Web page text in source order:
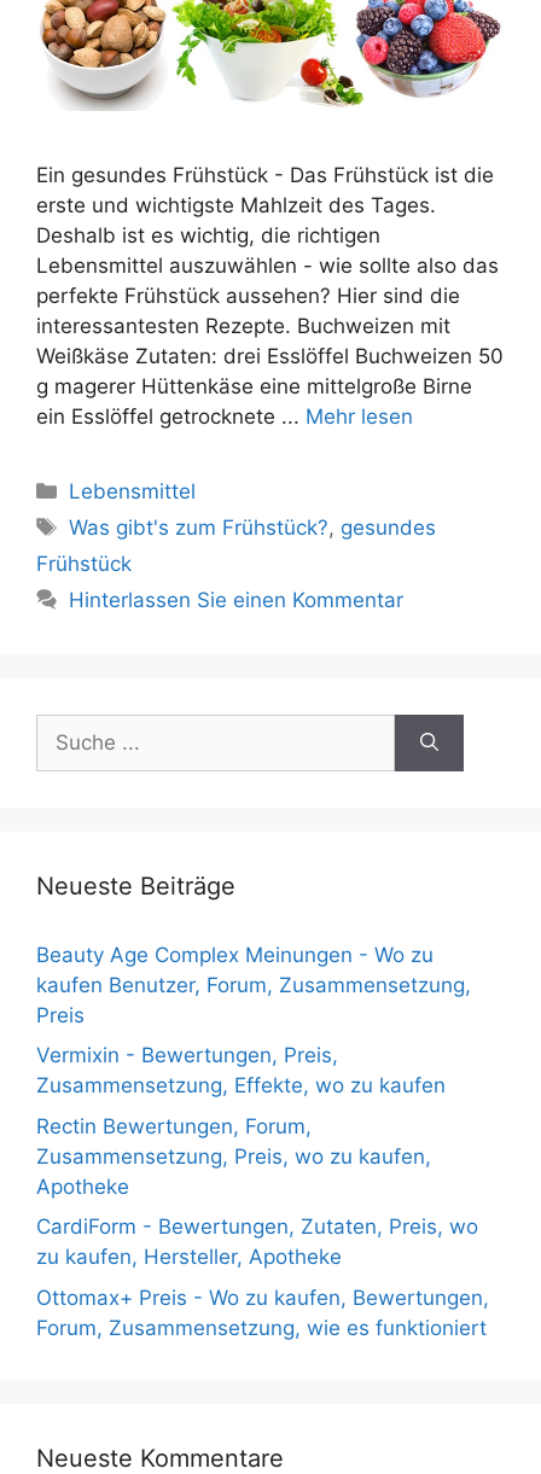
Ein gesundes Frühstück - Das Frühstück ist die
erste und wichtigste Mahlzeit des Tages.
Deshalb ist es wichtig, die richtigen
Lebensmittel auszuwählen - wie sollte also das
perfekte Frühstück aussehen? Hier sind die
interessantesten Rezepte. Buchweizen mit
Weißkäse Zutaten: drei Esslöffel Buchweizen 50
g magerer Hüttenkäse eine mittelgroße Birne
ein Esslöffel getrocknete ... Mehr lesen
Kategorien
Lebensmittel
Tags
Was gibt's zum Frühstück?, gesundes
Frühstück
Hinterlassen Sie einen Kommentar
nach:
Neueste Beiträge
Beauty Age Сomplex Meinungen - Wo zu
kaufen Benutzer, Forum, Zusammensetzung,
Preis
Vermixin - Bewertungen, Preis,
Zusammensetzung, Effekte, wo zu kaufen
Rectin Bewertungen, Forum,
Zusammensetzung, Preis, wo zu kaufen,
Apotheke
CardiForm - Bewertungen, Zutaten, Preis, wo
zu kaufen, Hersteller, Apotheke
Ottomax+ Preis - Wo zu kaufen, Bewertungen,
Forum, Zusammensetzung, wie es funktioniert
Neueste Kommentare